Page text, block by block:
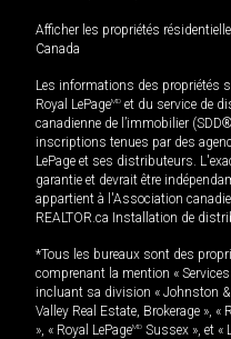
Afficher les propriétés
Canada
Les informations des propriétés
Royal LePageMD et du service de
canadienne de l’immobilier
inscriptions tenues par des
LePage et ses distributeurs.
garantie et devrait être
appartient à l'Association
REALTOR.ca Installation de
*Tous les bureaux sont des
comprenant la mention «
incluant sa division « Johnston &
Valley Real Estate, Brokerage », «
», « Royal LePageMD Sussex », et «